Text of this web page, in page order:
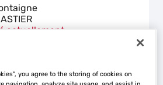
actuellement
Voir plus
you agree to the storing of cookies on